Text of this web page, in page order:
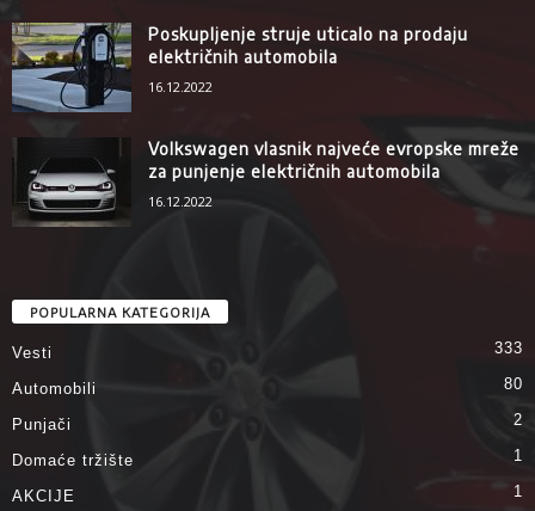
Poskupljenje struje uticalo na prodaju
električnih automobila
16.12.2022
Volkswagen vlasnik najveće evropske mreže
za punjenje električnih automobila
16.12.2022
POPULARNA KATEGORIJA
Vesti 333
Automobili 80
Punjači 2
Domaće tržište 1
AKCIJE 1